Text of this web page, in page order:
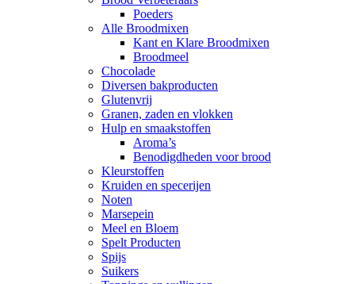
Poeders
Alle Broodmixen
Kant en Klare Broodmixen
Broodmeel
Chocolade
Diversen bakproducten
Glutenvrij
Granen, zaden en vlokken
Hulp en smaakstoffen
Aroma’s
Benodigdheden voor brood
Kleurstoffen
Kruiden en specerijen
Noten
Marsepein
Meel en Bloem
Spelt Producten
Spijs
Suikers